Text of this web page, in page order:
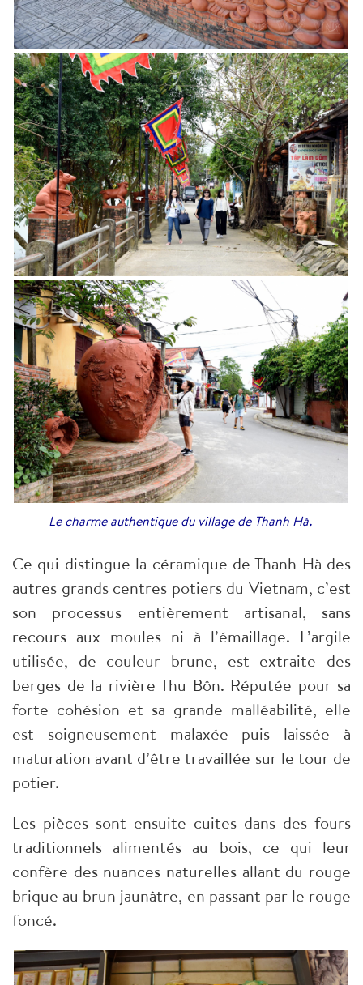
Le charme authentique du village de Thanh Hà.
Ce qui distingue la céramique de Thanh Hà des
autres grands centres potiers du Vietnam, c’est
son processus entièrement artisanal, sans
recours aux moules ni à l’émaillage. L’argile
utilisée, de couleur brune, est extraite des
berges de la rivière Thu Bôn. Réputée pour sa
forte cohésion et sa grande malléabilité, elle
est soigneusement malaxée puis laissée à
maturation avant d’être travaillée sur le tour de
potier.
Les pièces sont ensuite cuites dans des fours
traditionnels alimentés au bois, ce qui leur
confère des nuances naturelles allant du rouge
brique au brun jaunâtre, en passant par le rouge
foncé.